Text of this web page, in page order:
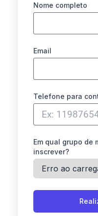
Nome completo
Email
Telefone para
Em qual grupo de
inscrever?